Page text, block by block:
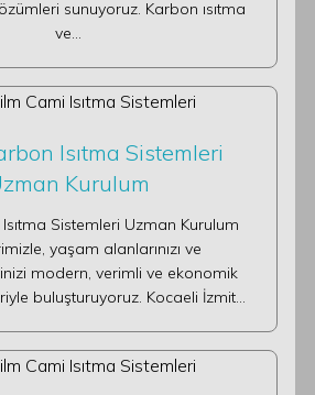
sunuyoruz. Karbon ısıtma
ve…
Isıtma Sistemleri
Kurulum
Sistemleri Uzman Kurulum
yaşam alanlarınızı ve
modern, verimli ve ekonomik
buluşturuyoruz. Kocaeli İzmit…